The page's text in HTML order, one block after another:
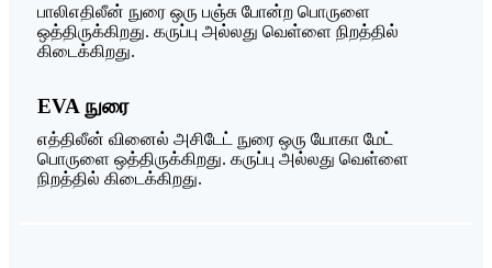
பாலிஎதிலீன் நுரை ஒரு பஞ்சு போன்ற பொருளை
ஒத்திருக்கிறது. கருப்பு அல்லது வெள்ளை நிறத்தில்
கிடைக்கிறது.
EVA நுரை
எத்திலீன் வினைல் அசிடேட் நுரை ஒரு யோகா மேட்
பொருளை ஒத்திருக்கிறது. கருப்பு அல்லது வெள்ளை
நிறத்தில் கிடைக்கிறது.